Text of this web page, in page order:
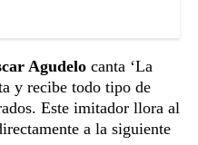
Agudelo canta ‘La
y recibe todo tipo de
Este imitador llora al
a la siguiente